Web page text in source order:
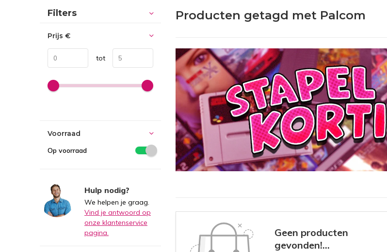
Producten getagd met Palcom
Geen producten
gevonden!...
Sorteren op:
Filters
Prijs €
tot
Voorraad
Op voorraad
Hulp nodig?
We helpen je graag.
Vind je antwoord op
onze klantenservice
pagina.